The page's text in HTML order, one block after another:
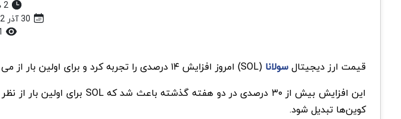
2 دقیقه
قیمت ارز دیجیتالسولانا (SOL) امروز افزایش ۱۴ درصدی را تجربه کرد و برای اولین بار از می ۲۰۲۲ از ۸۶ دلار گذشت.
این افزایش بیش از ۳۰ درصدی در دو هفته گذشته باعث شد که SOL برای اولین بار از نظر ارزش بازار از
کوین‌ها تبدیل شود.